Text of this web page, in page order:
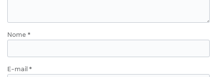
Nome *
E-mail *